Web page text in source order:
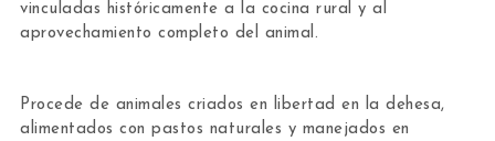
vinculadas históricamente a la cocina rural y al
aprovechamiento completo del animal.
Procede de animales criados en libertad en la dehesa,
alimentados con pastos naturales y manejados en